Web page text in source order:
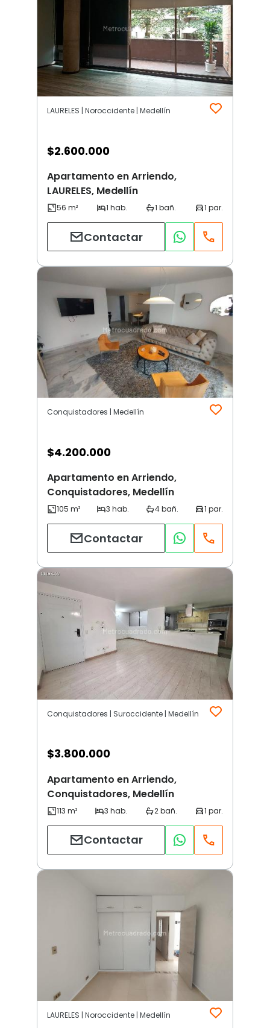
LAURELES | Noroccidente | Medellín
$2.600.000
Apartamento en Arriendo,
LAURELES, Medellín
Contactar
Conquistadores | Medellín
$4.200.000
Apartamento en Arriendo,
Conquistadores, Medellín
Contactar
Conquistadores | Suroccidente | Medellín
$3.800.000
Apartamento en Arriendo,
Conquistadores, Medellín
Contactar
LAURELES | Noroccidente | Medellín